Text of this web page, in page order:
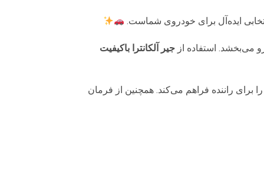
ایده‌آل برای خودروی شماست.
می‌بخشد. استفاده از جیر آلکانترا باکیفیت
راننده فراهم می‌کند. همچنین از فرمان